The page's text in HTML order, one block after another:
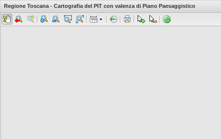
Regione Toscana - Cartografia del PIT con valenza di Piano Paesaggistico